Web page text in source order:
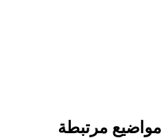
مواضيع مرتبطة